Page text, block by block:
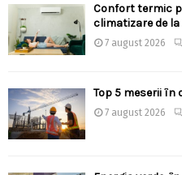
Confort termic
climatizare de
7 august 2026
Top 5 meserii
7 august 2026